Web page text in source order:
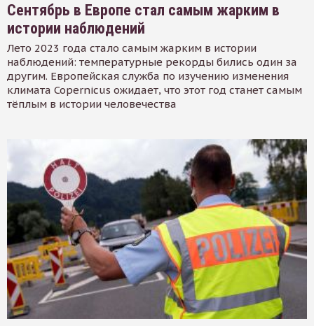
Сентябрь в Европе стал самым жарким в
истории наблюдений
Лето 2023 года стало самым жарким в истории
наблюдений: температурные рекорды бились один за
другим. Европейская служба по изучению изменения
климата Copernicus ожидает, что этот год станет самым
тёплым в истории человечества